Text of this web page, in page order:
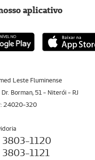
Leste Fluminense
Dr. Borman, 51 - Niterói - RJ
24020-320
3803-1120
3803-1121
aplicativo